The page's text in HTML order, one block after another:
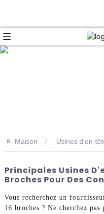
>> Maison Usines d'en-
Principales Usines
Broches Pour Des
Vous recherchez un
16 broches ? Ne cherchez